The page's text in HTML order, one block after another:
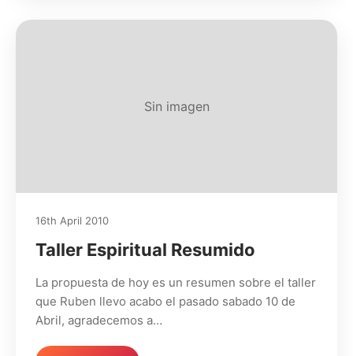
Sin imagen
16th April 2010
Taller Espiritual Resumido
La propuesta de hoy es un resumen sobre el taller
que Ruben llevo acabo el pasado sabado 10 de
Abril, agradecemos a…